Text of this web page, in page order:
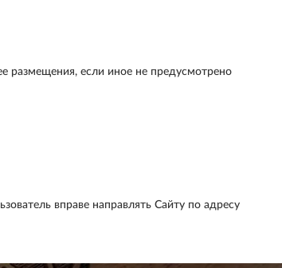
размещения, если иное не предусмотрено
вправе направлять Сайту по адресу